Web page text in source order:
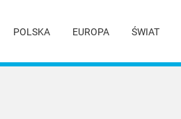
POLSKA EUROPA ŚWIAT